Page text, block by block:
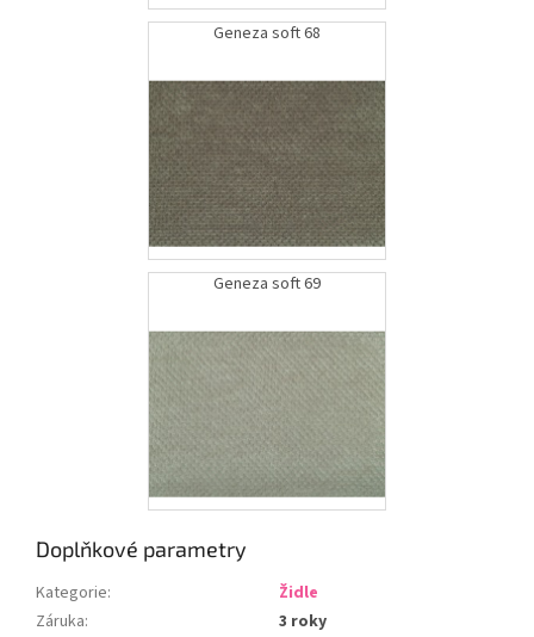
Geneza soft 68
Geneza soft 69
Doplňkové parametry
Kategorie:
Židle
Záruka:
3 roky